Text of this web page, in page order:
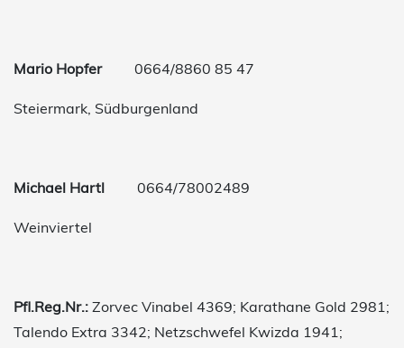
Mario Hopfer 0664/8860 85 47
Steiermark, Südburgenland
Michael Hartl 0664/78002489
Weinviertel
Pfl.Reg.Nr.: Zorvec Vinabel 4369; Karathane Gold 2981;
Talendo Extra 3342; Netzschwefel Kwizda 1941;